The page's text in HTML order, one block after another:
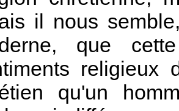
il nous
que
religieux
qu'un